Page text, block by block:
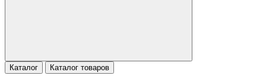
Каталог Каталог товаров